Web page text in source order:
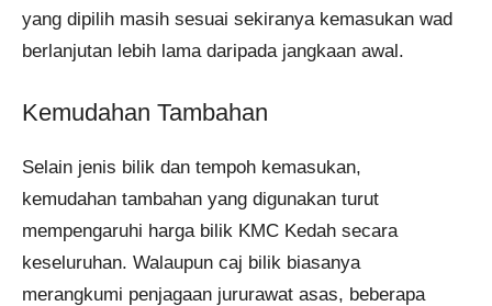
yang dipilih masih sesuai sekiranya kemasukan wad
berlanjutan lebih lama daripada jangkaan awal.
Kemudahan Tambahan
Selain jenis bilik dan tempoh kemasukan,
kemudahan tambahan yang digunakan turut
mempengaruhi harga bilik KMC Kedah secara
keseluruhan. Walaupun caj bilik biasanya
merangkumi penjagaan jururawat asas, beberapa